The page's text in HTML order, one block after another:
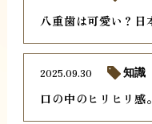
八重歯は可愛い？日
口の中のヒリヒリ感
2025.09.30 知識